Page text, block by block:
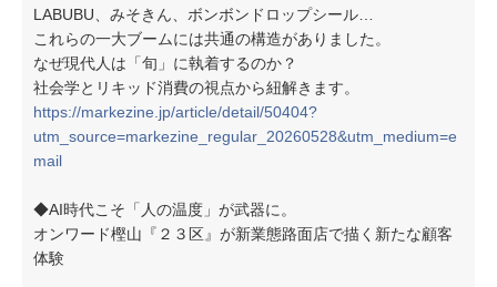
LABUBU、みそきん、ボンボンドロップシール…
これらの一大ブームには共通の構造がありました。
なぜ現代人は「旬」に執着するのか？
社会学とリキッド消費の視点から紐解きます。
https://markezine.jp/article/detail/50404?
utm_source=markezine_regular_20260528&utm_medium=e
mail
◆AI時代こそ「人の温度」が武器に。
オンワード樫山『２３区』が新業態路面店で描く新たな顧客
体験